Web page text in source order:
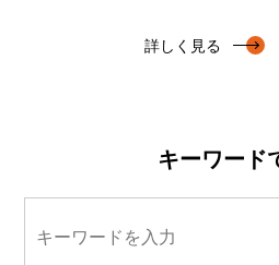
詳しく見る
キーワード